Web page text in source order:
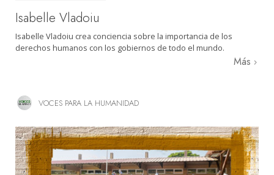
Isabelle Vladoiu
Isabelle Vladoiu crea conciencia sobre la importancia de los
derechos humanos con los gobiernos de todo el mundo.
Más
VOCES PARA LA HUMANIDAD